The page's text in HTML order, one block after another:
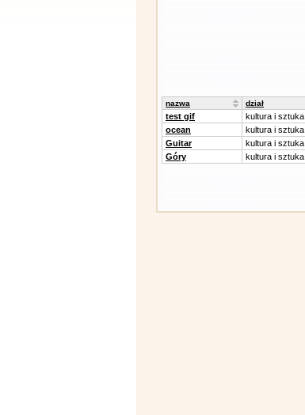
nazwa dział
test gif kultura i sztuka
ocean
kultura i sztuka
Guitar
kultura i sztuka
Góry
kultura i sztuka